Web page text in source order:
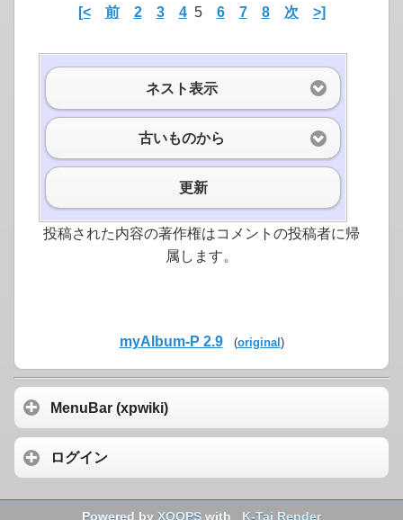
[< 前 2 3 45 6 7 8 次 >]
ネスト表示
古いものから
更新
投稿された内容の著作権はコメントの投稿者に帰
属します。
myAlbum-P 2.9 (original )
MenuBar (xpwiki)
ログイン
Powered byXOOPS with K-Tai Render